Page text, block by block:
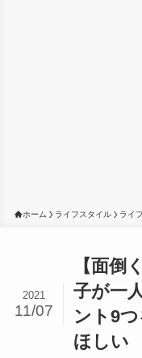
ホーム ライフスタイル ライ
【面倒
子が一
ント9
ほしい
2021
11/07